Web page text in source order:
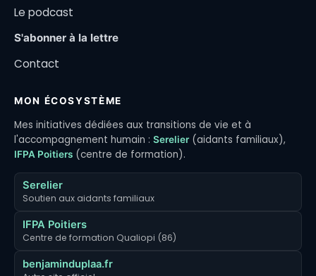
Le podcast
S'abonner à la lettre
Contact
MON ÉCOSYSTÈME
Mes initiatives dédiées aux transitions de vie et à
l'accompagnement humain : Serelier (aidants familiaux),
IFPA Poitiers (centre de formation).
Serelier
Soutien aux aidants familiaux
IFPA Poitiers
Centre de formation Qualiopi (86)
benjaminduplaa.fr